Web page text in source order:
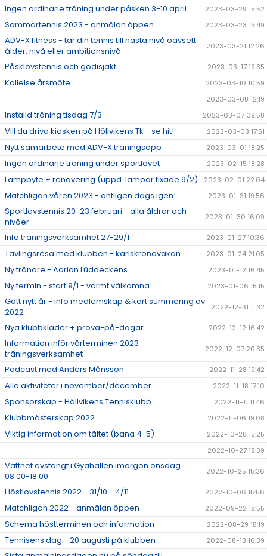
Ingen ordinarie träning under påsken 3-10 april 2023-03-29 15:52
Sommartennis 2023 - anmälan öppen 2023-03-23 13:49
ADV-X fitness - tar din tennis till nästa nivå oavsett
ålder, nivå eller ambitionsnivå
2023-03-21 12:26
Påsklovstennis och godisjakt 2023-03-17 19:35
Kallelse årsmöte
2023-03-10 10:59
2023-03-08 12:19
Inställd träning tisdag 7/3 2023-03-07 09:58
Vill du driva kiosken på Höllvikens Tk - se hit! 2023-03-03 17:51
Nytt samarbete med ADV-X träningsapp 2023-03-01 18:25
Ingen ordinarie träning under sportlovet 2023-02-15 18:28
Lampbyte + renovering (uppd. lampor fixade 9/2) 2023-02-01 22:04
Matchligan våren 2023 - äntligen dags igen! 2023-01-31 19:56
Sportlovstennis 20-23 februari - alla åldrar och
nivåer
2023-01-30 16:09
Info träningsverksamhet 27-29/1 2023-01-27 10:36
Tävlingsresa med klubben - karlskronavakan 2023-01-24 21:05
Ny tränare - Adrian Lüddeckens 2023-01-12 16:45
Ny termin - start 9/1 - varmt välkomna 2023-01-06 15:15
Gott nytt år - info medlemskap & kort summering av
2022
2022-12-31 11:32
Nya klubbkläder + prova-på-dagar 2022-12-12 16:42
Information inför vårterminen 2023-
träningsverksamhet
2022-12-07 20:35
Podcast med Anders Månsson 2022-11-28 19:42
Alla aktiviteter i november/december 2022-11-18 17:10
Sponsorskap - Höllvikens Tennisklubb 2022-11-11 11:46
Klubbmästerskap 2022 2022-11-06 19:08
Viktig information om tältet (bana 4-5)
2022-10-28 15:25
2022-10-27 18:39
Vattnet avstängt i Gyahallen imorgon onsdag
08.00-18.00
2022-10-25 15:36
Höstlovstennis 2022 - 31/10 - 4/11 2022-10-06 15:56
Matchligan 2022 - anmälan öppen 2022-09-22 18:55
Schema höstterminen och information 2022-08-29 18:19
Tennisens dag - 20 augusti på klubben 2022-08-13 16:39